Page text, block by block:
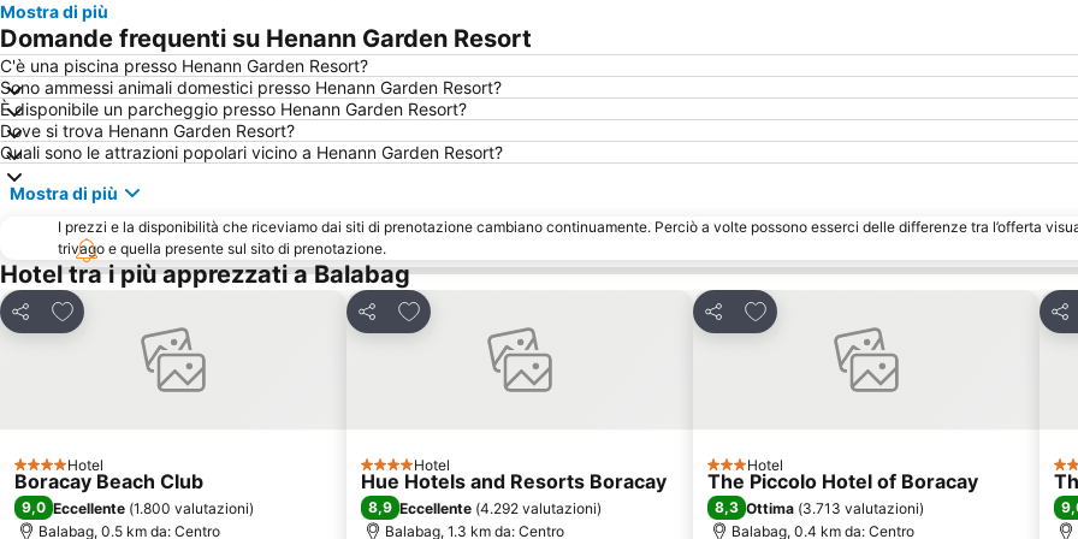
Mostra di più
Domande frequenti su Henann Garden Resort
C'è una piscina presso Henann Garden Resort?
Sono ammessi animali domestici presso Henann Garden Resort?
È disponibile un parcheggio presso Henann Garden Resort?
Dove si trova Henann Garden Resort?
Quali sono le attrazioni popolari vicino a Henann Garden Resort?
Mostra di più
I prezzi e la disponibilità che riceviamo dai siti di prenotazione cambiano continuamente. Perciò a volte possono esserci delle differenze tra l’offerta
trivago e quella presente sul sito di prenotazione.
Hotel tra i più apprezzati a Balabag
Condividi
Aggiungi ai preferiti
4 StelleHotel
Boracay Beach Club
9,0 Eccellente (1.800 valutazioni)
Balabag, 0.5 km da: Centro
Condividi
Aggiungi ai preferiti
4 StelleHotel
Hue Hotels and Resorts Boracay
8,9 Eccellente (4.292 valutazioni)
Balabag, 1.3 km da: Centro
Condividi
Aggiungi ai preferiti
3 StelleHotel
The Piccolo Hotel of Boracay
8,3 Ottima (3.713 valutazioni)
Balabag, 0.4 km da: Centro
4